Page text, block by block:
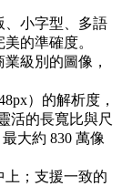
、小字型、多語
的準確度。
業級別的圖像，
）的解析度，
活的長寬比與尺
大約 830 萬像
上；支援一致的